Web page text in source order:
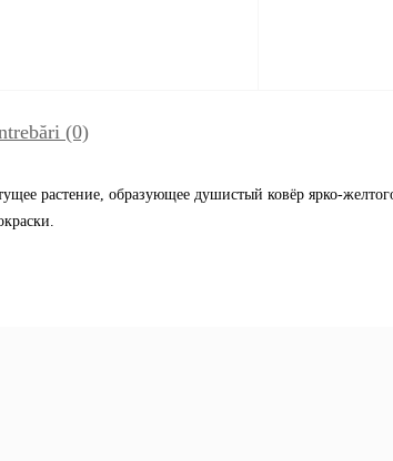
(0)
растение, образующее душистый ковёр ярко-